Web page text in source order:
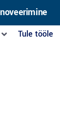
Tule tööle